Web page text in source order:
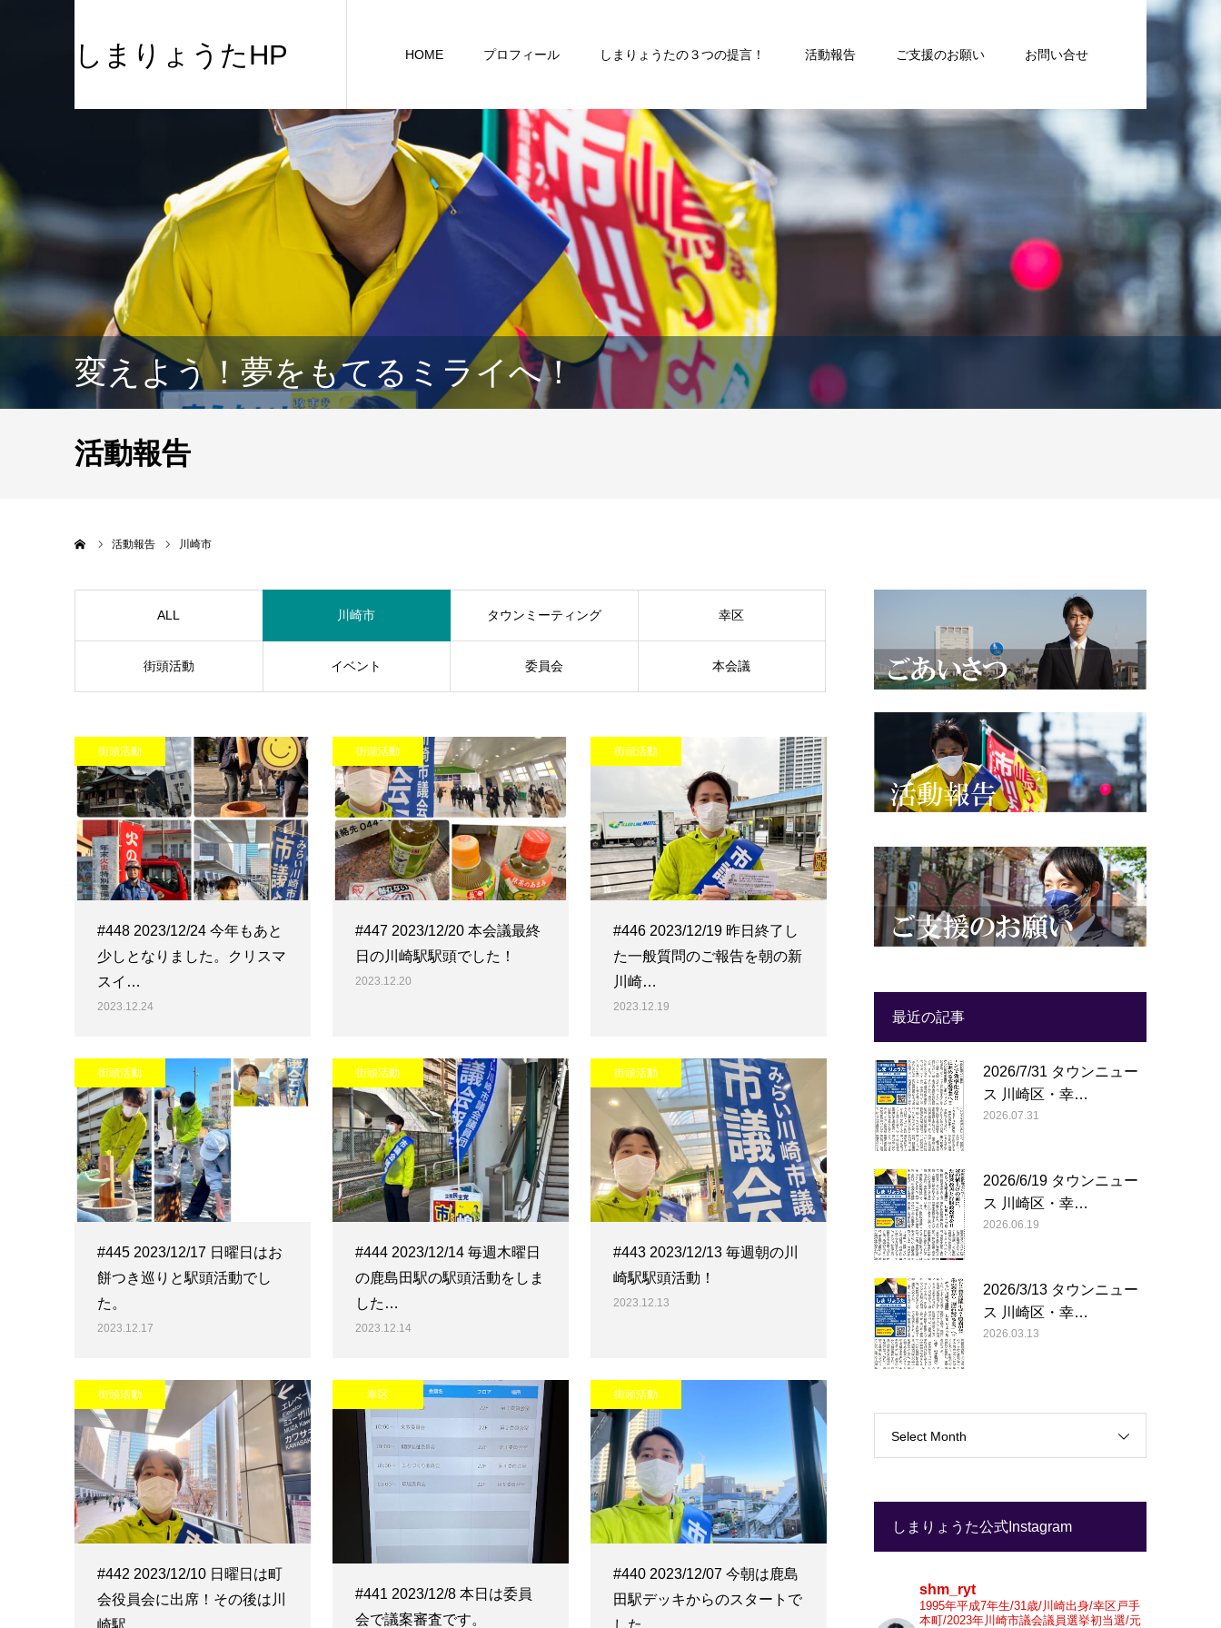
しまりょうたHP HOME プロフィール しまりょうたの３つの提言！ 活動報告 ご支援のお願い お問い合せ
変えよう！夢をもてるミライへ！
活動報告
活動報告 川崎市
ALL 川崎市 タウンミーティング 幸区
街頭活動 イベント 委員会 本会議
街頭活動
#448 2023/12/24 今年もあと
少しとなりました。クリスマ
スイ…
2023.12.24
街頭活動
#447 2023/12/20 本会議最終
日の川崎駅駅頭でした！
2023.12.20
街頭活動
#446 2023/12/19 昨日終了し
た一般質問のご報告を朝の新
川崎…
2023.12.19
街頭活動
#445 2023/12/17 日曜日はお
餅つき巡りと駅頭活動でし
た。
2023.12.17
街頭活動
#444 2023/12/14 毎週木曜日
の鹿島田駅の駅頭活動をしま
した…
2023.12.14
街頭活動
#443 2023/12/13 毎週朝の川
崎駅駅頭活動！
2023.12.13
街頭活動
#442 2023/12/10 日曜日は町
会役員会に出席！その後は川
崎駅…
幸区
#441 2023/12/8 本日は委員
会で議案審査です。
街頭活動
#440 2023/12/07 今朝は鹿島
田駅デッキからのスタートで
した…
最近の記事
2026/7/31 タウンニュー
ス 川崎区・幸…
2026.07.31
2026/6/19 タウンニュー
ス 川崎区・幸…
2026.06.19
2026/3/13 タウンニュー
ス 川崎区・幸…
2026.03.13
Select Month
しまりょうた公式Instagram
shm_ryt
1995年平成7年生/31歳/川崎出身/幸区戸手
本町/2023年川崎市議会議員選挙初当選/元